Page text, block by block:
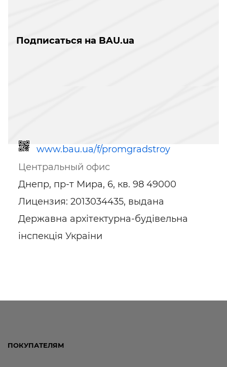
Подписаться на BAU.ua
www.bau.ua/f/promgradstroy
Ссылка для мобильных устройств
Центральный офис
Днепр, пр-т Мира, 6, кв. 98 49000
Лицензия: 2013034435, выдана
Державна архітектурна-будівельна
інспекція Украіни
ПОКУПАТЕЛЯМ